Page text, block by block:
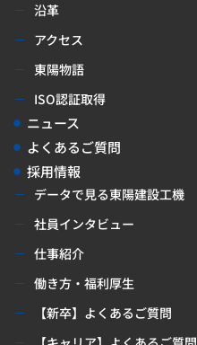
沿革
アクセス
東陽物語
ISO認証取得
ニュース
よくあるご質問
採用情報
データで見る東陽建設工機
社員インタビュー
仕事紹介
働き方・福利厚生
【新卒】よくあるご質問